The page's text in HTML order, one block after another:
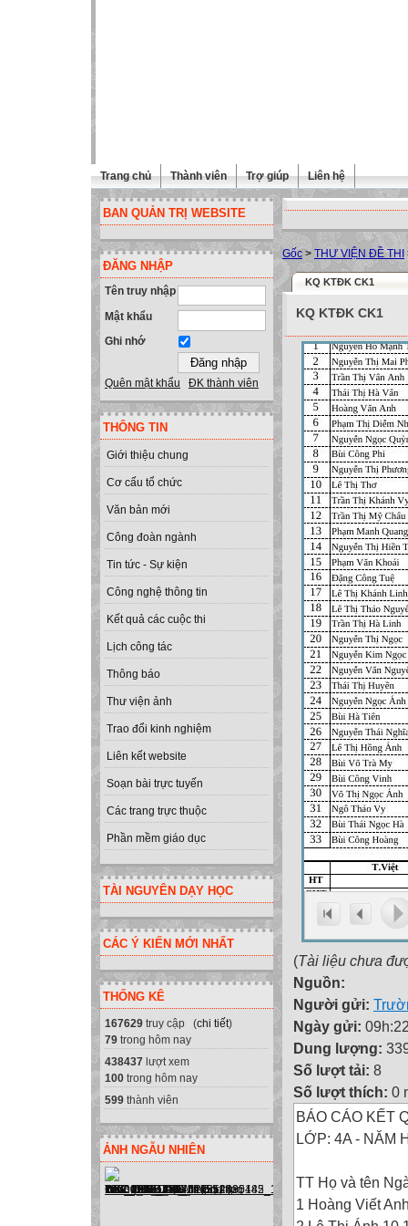
Trang chủ Thành viên Trợ giúp Liên hệ
BAN QUẢN TRỊ WEBSITE
ĐĂNG NHẬP
Tên truy nhập
Mật khẩu
Ghi nhớ
Quên mật khẩu ĐK thành viên
THÔNG TIN
Giới thiệu chung
Cơ cấu tổ chức
Văn bản mới
Công đoàn ngành
Tin tức - Sự kiện
Công nghệ thông tin
Kết quả các cuộc thi
Lịch công tác
Thông báo
Thư viện ảnh
Trao đổi kinh nghiệm
Liên kết website
Soạn bài trực tuyến
Các trang trực thuộc
Phần mềm giáo dục
TÀI NGUYÊN DẠY HỌC
CÁC Ý KIẾN MỚI NHẤT
THỐNG KÊ
167629 truy cập (chi tiết)
79 trong hôm nay
438437 lượt xem
100 trong hôm nay
599 thành viên
ẢNH NGẪU NHIÊN
Gốc > THƯ VIỆN ĐỀ THI
KQ KTĐK CK1
KQ KTĐK CK1
(Tài liệu chưa
Nguồn:
Người gửi:
Ngày gửi:
Dung lượng:
Số lượt tải: 8
Số lượt thích: 0
BÁO CÁO KẾT
LỚP: 4A - NĂM
TT Họ và tên
1 Hoàng Viết